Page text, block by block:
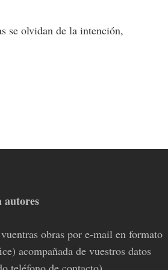
se olvidan de la intención,
obras por e-mail en formato
acompañada de vuestros datos